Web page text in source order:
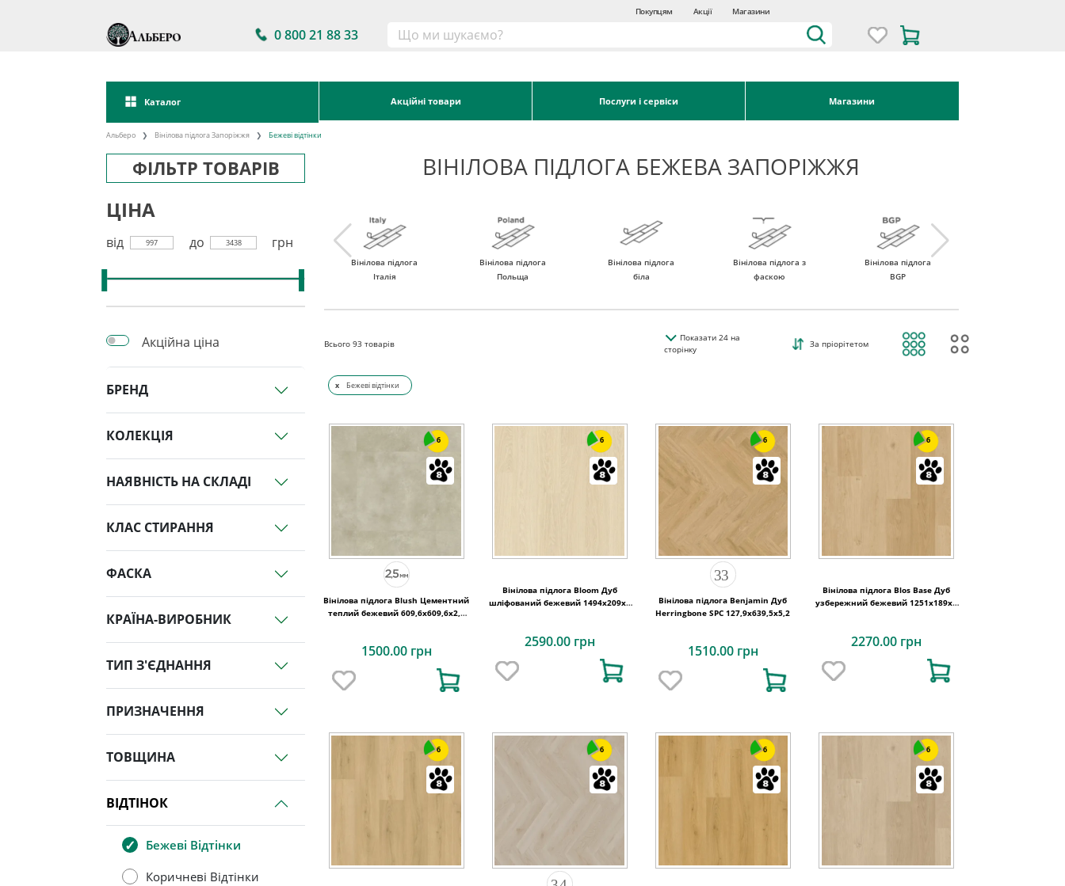
Покупцям Акції Магазини
0 800 21 88 33
Каталог Акційні товари Послуги і сервіси Магазини
Альберо Вінілова підлога Запоріжжя Бежеві відтінки
ФІЛЬТР ТОВАРІВ ВІНІЛОВА ПІДЛОГА БЕЖЕВА ЗАПОРІЖЖЯ
ЦІНА
від 997 до 3438 грн
Акційна ціна
БРЕНД
КОЛЕКЦІЯ
НАЯВНІСТЬ НА СКЛАДІ
КЛАС СТИРАННЯ
ФАСКА
КРАЇНА-ВИРОБНИК
ТИП З'ЄДНАННЯ
ПРИЗНАЧЕННЯ
ТОВЩИНА
ВІДТІНОК
Бежеві Відтінки
Коричневі Відтінки
підлогу
клейова
Вінілова підлога
Італія
Вінілова підлога
Польща
Вінілова підлога
біла
Вінілова підлога з
фаскою
Вінілова підлога
BGP
Всього93 товарів
Показати24на
сторінку
За пріорітетом
x Бежеві відтінки
6
Вінілова підлога Blush Цементний
теплий бежевий 609,6x609,6x2,5
1500.00 грн
6
Вінілова підлога Bloom Дуб
шліфований бежевий 1494х209x6
2590.00 грн
6
Вінілова підлога Benjamin Дуб
Herringbone SPC 127,9х639,5x5,2
1510.00 грн
6
Вінілова підлога Blos Base Дуб
узбережний бежевий 1251х189x4
2270.00 грн
6 6 6 6